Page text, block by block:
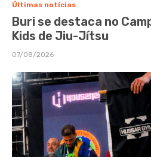
Últimas notícias
Buri se destaca no
Kids de Jiu-Jítsu
07/08/2026